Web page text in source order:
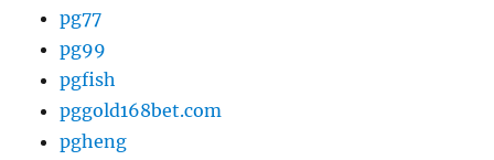
pg77
pg99
pgfish
pggold168bet.com
pgheng